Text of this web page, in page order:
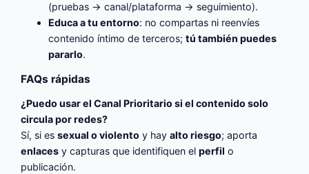
(pruebas → canal/plataforma → seguimiento).
Educa a tu entorno: no compartas ni reenvíes
contenido íntimo de terceros;tú también puedes
pararlo.
FAQs rápidas
¿Puedo usar el Canal Prioritario si el contenido solo
circula por redes?
Sí, si essexual o violento y hayalto riesgo; aporta
enlaces y capturas que identifiquen elperfil o
publicación.